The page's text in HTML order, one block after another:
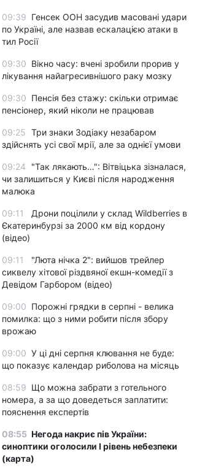
09:39 Генсек ООН засудив масовані удари
по Україні, але назвав ескалацією атаки в
тил Росії
09:30 Вікно часу: вчені зробили прорив у
лікування найагресивнішого раку мозку
09:30 Пенсія без стажу: скільки отримає
пенсіонер, який ніколи не працював
09:25 Три знаки Зодіаку незабаром
здійснять усі свої мрії, але за однієї умови
09:24
"Так лякають…": Вітвіцька зізналася,
чи залишиться у Києві після народження
малюка
09:11
Дрони поцілили у склад Wildberries в
Єкатеринбурзі за 2000 км від кордону
(відео)
09:11
"Люта нічка 2": вийшов трейлер
сиквелу хітової різдвяної екшн-комедії з
Девідом Гарбором (відео)
09:00 Порожні грядки в серпні - велика
помилка: що з ними робити після збору
врожаю
09:00 У ці дні серпня клювання не буде:
що показує календар риболова на місяць
08:59 Що можна забрати з готельного
номера, а за що доведеться заплатити:
пояснення експертів
08:55 Негода накриє пів України:
синоптики оголосили І рівень небезпеки
(карта)